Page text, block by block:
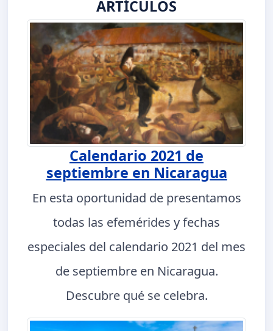
ARTÍCULOS
Calendario 2021 de
septiembre en Nicaragua
En esta oportunidad de presentamos
todas las efemérides y fechas
especiales del calendario 2021 del mes
de septiembre en Nicaragua.
Descubre qué se celebra.